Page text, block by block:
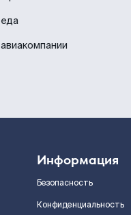
Информация
Безопасность
Конфиденциальность